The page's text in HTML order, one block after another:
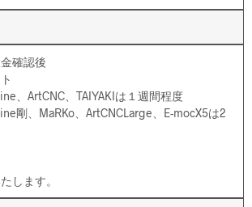
確認後
、ArtCNC、TAIYAKIは１週間程度
、MaRKo、ArtCNCLarge、E-mocX5は2
します。